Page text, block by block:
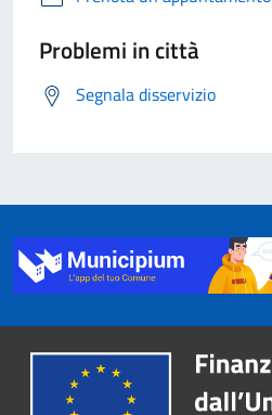
Problemi in città
Segnala disservizio